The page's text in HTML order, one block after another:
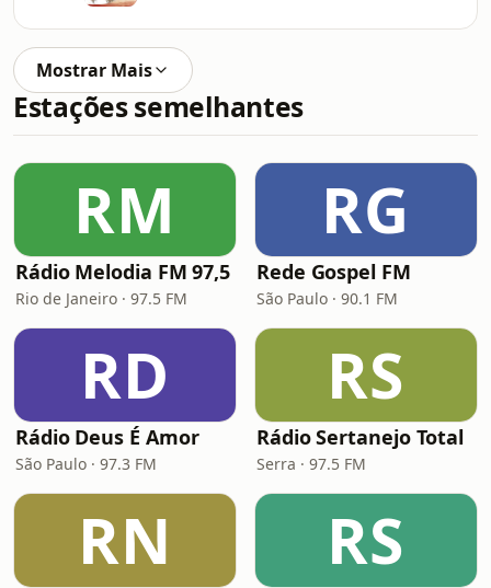
Mostrar Mais
Estações semelhantes
RM
Rádio Melodia FM 97,5
Rio de Janeiro · 97.5 FM
RG
Rede Gospel FM
São Paulo · 90.1 FM
RD
Rádio Deus É Amor
São Paulo · 97.3 FM
RS
Rádio Sertanejo Total
Serra · 97.5 FM
RN RS